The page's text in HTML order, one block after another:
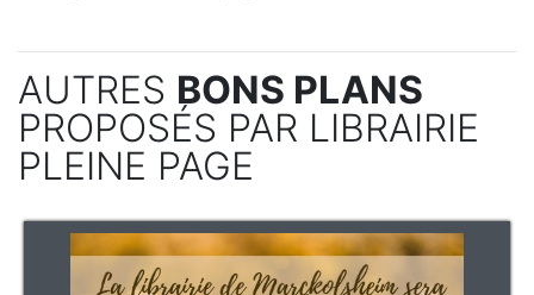
AUTRES BONS PLANS
PROPOSÉS PAR LIBRAIRIE
PLEINE PAGE